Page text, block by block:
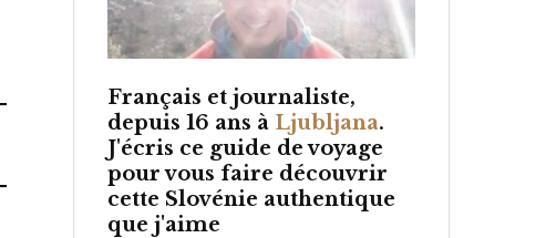
Français et journaliste,
depuis 16 ans à Ljubljana.
J'écris ce guide de voyage
pour vous faire découvrir
cette Slovénie authentique
que j'aime